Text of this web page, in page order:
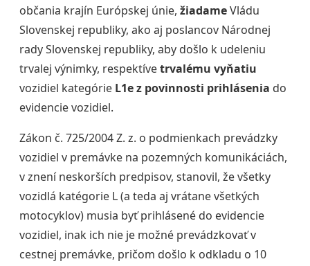
občania krajín Európskej únie, žiadameVládu
Slovenskej republiky, ako aj poslancov Národnej
rady Slovenskej republiky, aby došlo k udeleniu
trvalej výnimky, respektívetrvalému vyňatiu
vozidiel kategórie L1e z povinnosti prihlásenia do
evidencie vozidiel.
Zákon č. 725/2004 Z. z. o podmienkach prevádzky
vozidiel v premávke na pozemných komunikáciách,
v znení neskorších predpisov, stanovil, že všetky
vozidlá katégorie L (a teda aj vrátane všetkých
motocyklov) musia byť prihlásené do evidencie
vozidiel, inak ich nie je možné prevádzkovať v
cestnej premávke, pričom došlo k odkladu o 10